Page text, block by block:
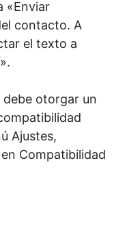
«Enviar
contacto. A
el texto a
debe otorgar un
Ajustes,
Compatibilidad